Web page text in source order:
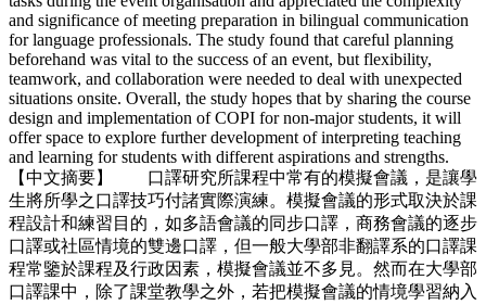
and significance of meeting preparation in bilingual communication
for language professionals. The study found that careful planning
beforehand was vital to the success of an event, but flexibility,
teamwork, and collaboration were needed to deal with unexpected
situations onsite. Overall, the study hopes that by sharing the course
design and implementation of COPI for non-major students, it will
offer space to explore further development of interpreting teaching
and learning for students with different aspirations and strengths.
【中文摘要】 口譯研究所課程中常有的模擬會議，是讓學
生將所學之口譯技巧付諸實際演練。模擬會議的形式取決於課
程設計和練習目的，如多語會議的同步口譯，商務會議的逐步
口譯或社區情境的雙邊口譯，但一般大學部非翻譯系的口譯課
程常鑒於課程及行政因素，模擬會議並不多見。然而在大學部
口譯課中，除了課堂教學之外，若把模擬會議的情境學習納入